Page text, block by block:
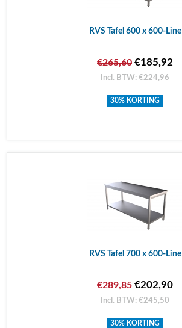
RVS Tafel 600 x 600-Line
€265,60 €185,92
Incl. BTW: €224,96
30% KORTING
RVS Tafel 700 x 600-Line
€289,85 €202,90
Incl. BTW: €245,50
30% KORTING